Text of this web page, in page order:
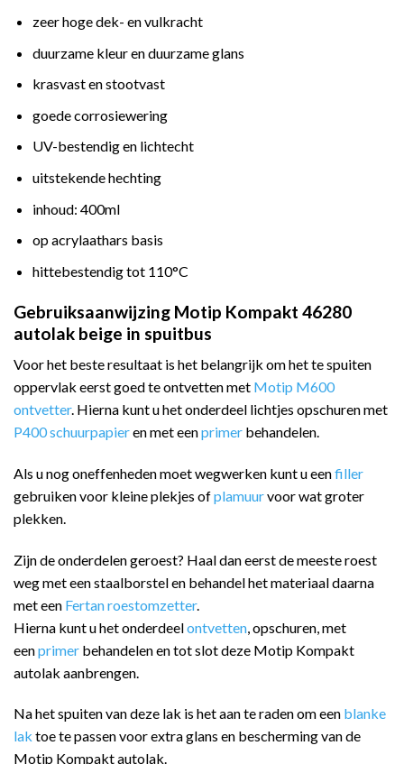
zeer hoge dek- en vulkracht
duurzame kleur en duurzame glans
krasvast en stootvast
goede corrosiewering
UV-bestendig en lichtecht
uitstekende hechting
inhoud: 400ml
op acrylaathars basis
hittebestendig tot 110°C
Gebruiksaanwijzing Motip Kompakt 46280
autolak beige in spuitbus
Voor het beste resultaat is het belangrijk om het te spuiten
oppervlak eerst goed te ontvetten met Motip M600
ontvetter. Hierna kunt u het onderdeel lichtjes opschuren met
P400 schuurpapieren met eenprimer behandelen.
Als u nog oneffenheden moet wegwerken kunt u eenfiller
gebruiken voor kleine plekjes ofplamuurvoor wat groter
plekken.
Zijn de onderdelen geroest? Haal dan eerst de meeste roest
weg met een staalborstel en behandel het materiaal daarna
met een Fertan roestomzetter.
Hierna kunt u het onderdeelontvetten , opschuren, met
eenprimer behandelen en tot slot deze Motip Kompakt
autolak aanbrengen.
Na het spuiten van deze lak is het aan te raden om een blanke
lak toe te passen voor extra glans en bescherming van de
Motip Kompakt autolak.